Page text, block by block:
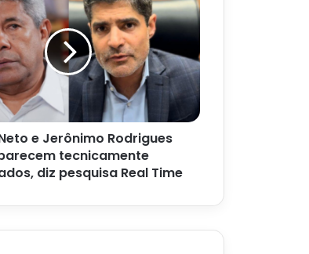
e Jerônimo Rodrigues
tecnicamente
diz pesquisa Real Time